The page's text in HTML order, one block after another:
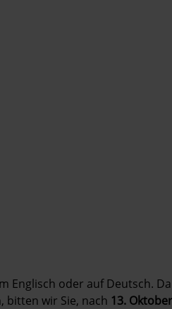
Englisch oder auf Deutsch. Da
bitten wir Sie, nach 13. Oktober